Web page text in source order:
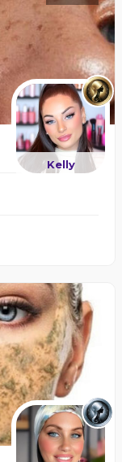
Kelly